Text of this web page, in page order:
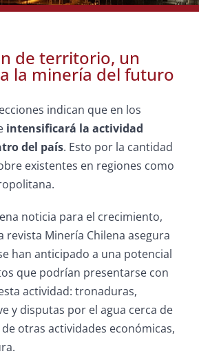
Comunicaciones
de territorio, un
la minería del futuro
indican que en los
intensificará la actividad
del país. Esto por la cantidad
existentes en regiones como
noticia para el crecimiento,
revista Minería Chilena asegura
han anticipado a una potencial
que podrían presentarse con
actividad: tronaduras,
y disputas por el agua cerca de
otras actividades económicas,